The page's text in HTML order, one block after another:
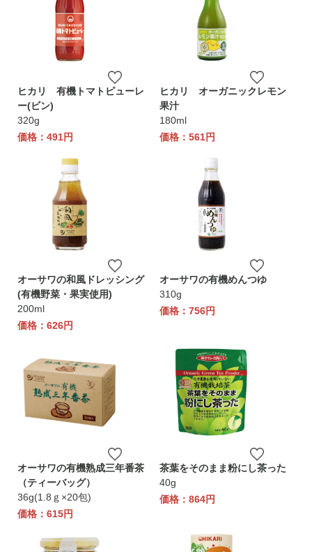
ヒカリ 有機トマトピューレ
ー(ビン)
320g
価格：491円
ヒカリ オーガニックレモン
果汁
180ml
価格：561円
オーサワの和風ドレッシング
(有機野菜・果実使用)
200ml
価格：626円
オーサワの有機めんつゆ
310g
価格：756円
オーサワの有機熟成三年番茶
（ティーバッグ）
36g(1.8ｇ×20包)
価格：615円
茶葉をそのまま粉にし茶った
40g
価格：864円